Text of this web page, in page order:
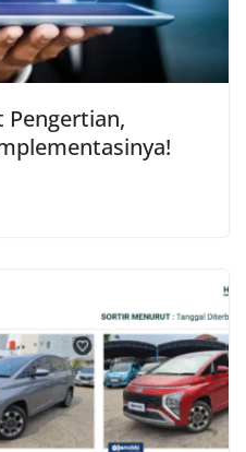
Pengertian,